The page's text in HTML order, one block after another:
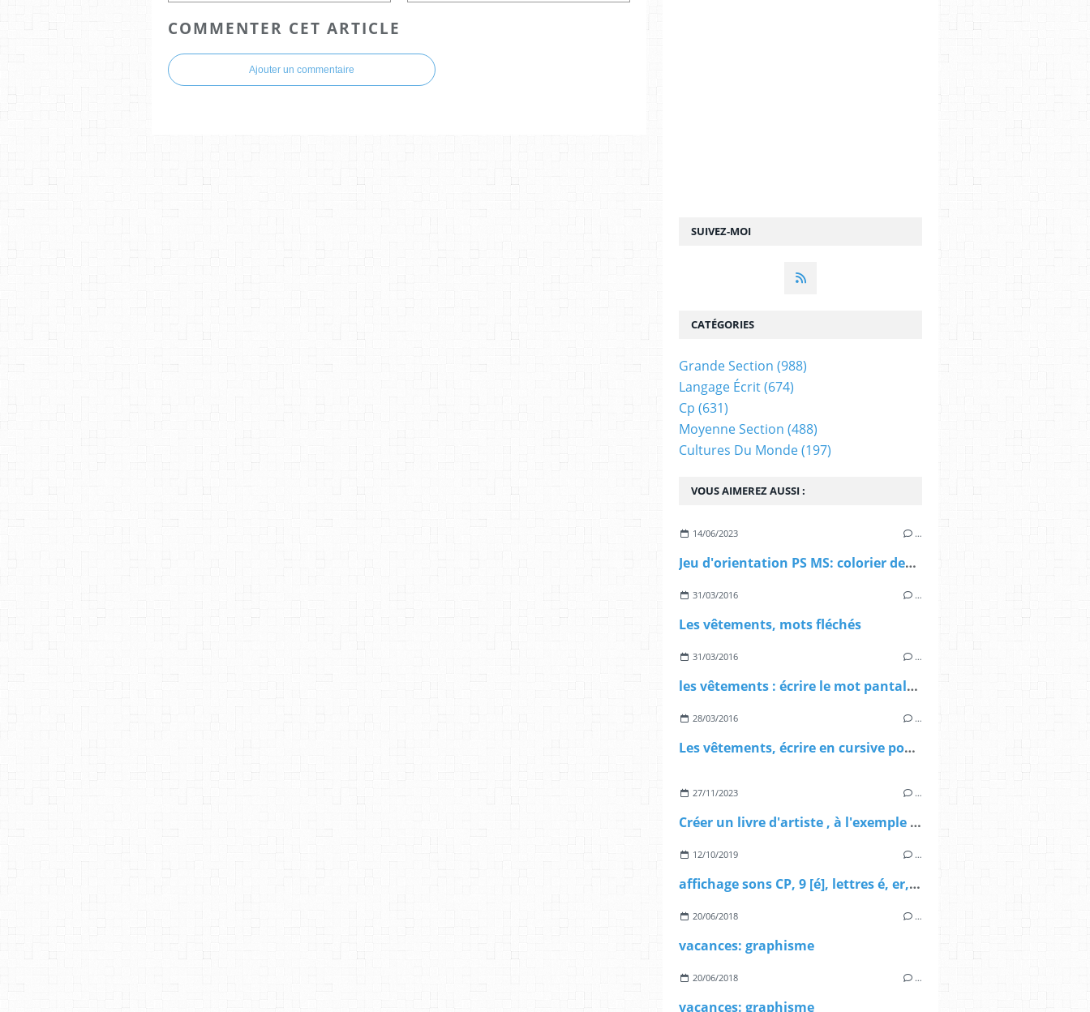
COMMENTER CET ARTICLE
Ajouter un commentaire
SUIVEZ-MOI
VOUS AIMEREZ AUSSI :
14/06/2023 …
Jeu d'orientation PS MS: colorier des vêtements
31/03/2016 …
Les vêtements, mots fléchés
31/03/2016 …
les vêtements : écrire le mot pantalon en cursive
28/03/2016 …
Les vêtements, écrire en cursive pour compléter des phrases.
27/11/2023 …
Créer un livre d'artiste , à l'exemple de Sylvie Caty, plasticienne. de la maternelle au CM2
12/10/2019 …
affichage sons CP, 9 [é], lettres é, er, ez
20/06/2018 …
vacances: graphisme
20/06/2018 …
vacances: graphisme
CATÉGORIES
Grande Section (988)
Langage Écrit(674)
Cp (631)
Moyenne Section (488)
Cultures Du Monde(197)